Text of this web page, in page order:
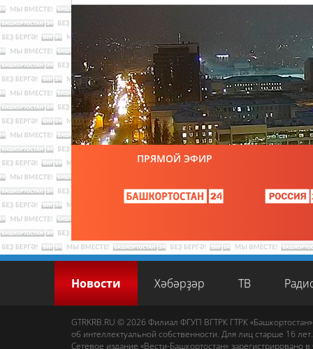
ПРЯМОЙ ЭФИР
Новости Хәбәрҙәр ТВ
GTRKRB.RU © 2026 Филиал ФГУП ВГТРК ГТРК «Башкортостан»
об интеллектуальной собственности. Для лиц старше 16 лет.
Сетевое издание «Вести-Башкортостан» зарегистрировано